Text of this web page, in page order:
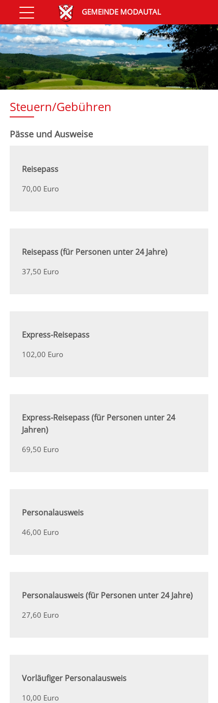
GEMEINDE MODAUTAL
Steuern/Gebühren
Pässe und Ausweise
Reisepass
70,00 Euro
Reisepass (für Personen unter 24 Jahre)
37,50 Euro
Express-Reisepass
102,00 Euro
Express-Reisepass (für Personen unter 24
Jahren)
69,50 Euro
Personalausweis
46,00 Euro
Personalausweis (für Personen unter 24 Jahre)
27,60 Euro
Vorläufiger Personalausweis
10,00 Euro